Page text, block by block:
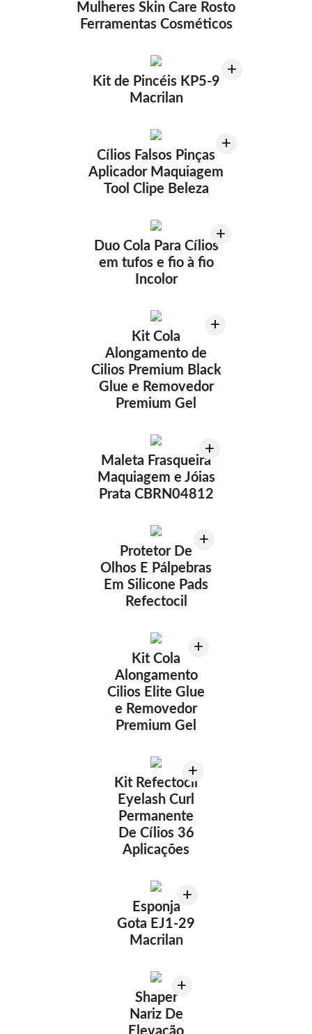
Mulheres Skin Care Rosto
Ferramentas Cosméticos
+
Kit de Pincéis KP5-9
Macrilan
+
Cílios Falsos Pinças
Aplicador Maquiagem
Tool Clipe Beleza
+
Duo Cola Para Cílios
em tufos e fio à fio
Incolor
+
Kit Cola
Alongamento de
Cilios Premium Black
Glue e Removedor
Premium Gel
+
Maleta Frasqueira
Maquiagem e Jóias
Prata CBRN04812
+
Protetor De
Olhos E Pálpebras
Em Silicone Pads
Refectocil
+
Kit Cola
Alongamento
Cilios Elite Glue
e Removedor
Premium Gel
+
Kit Refectocil
Eyelash Curl
Permanente
De Cílios 36
Aplicações
+
Esponja
Gota EJ1-29
Macrilan
+
Shaper
Nariz De